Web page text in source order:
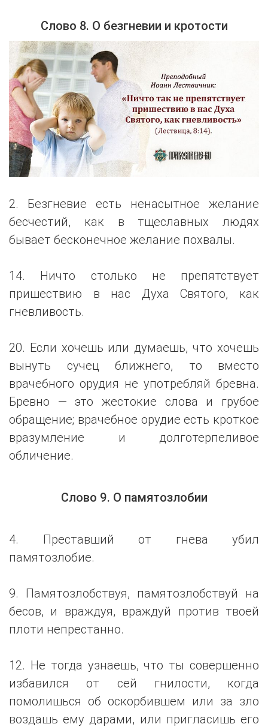
Слово 8. О безгневии и кротости
2. Безгневие есть ненасытное желание
бесчестий, как в тщеславных людях
бывает бесконечное желание похвалы.
14. Ничто столько не препятствует
пришествию в нас Духа Святого, как
гневливость.
20. Если хочешь или думаешь, что хочешь
вынуть сучец ближнего, то вместо
врачебного орудия не употребляй бревна.
Бревно — это жестокие слова и грубое
обращение; врачебное орудие есть кроткое
вразумление и долготерпеливое
обличение.
Слово 9. О памятозлобии
4. Преставший от гнева убил
памятозлобие.
9. Памятозлобствуя, памятозлобствуй на
бесов, и враждуя, враждуй против твоей
плоти непрестанно.
12. Не тогда узнаешь, что ты совершенно
избавился от сей гнилости, когда
помолишься об оскорбившем или за зло
воздашь ему дарами, или пригласишь его